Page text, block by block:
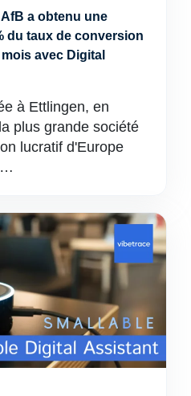
a obtenu une
du taux de conversion
avec Digital
à Ettlingen, en
plus grande société
lucratif d'Europe